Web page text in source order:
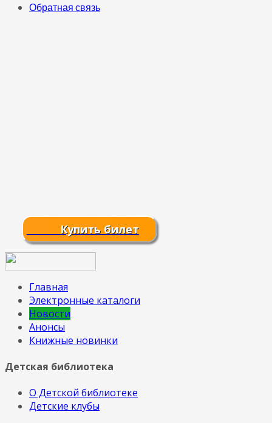
Обратная связь
Купить билет
Главная
Электронные каталоги
Новости
Анонсы
Книжные новинки
Детская библиотека
О Детской библиотеке
Детские клубы